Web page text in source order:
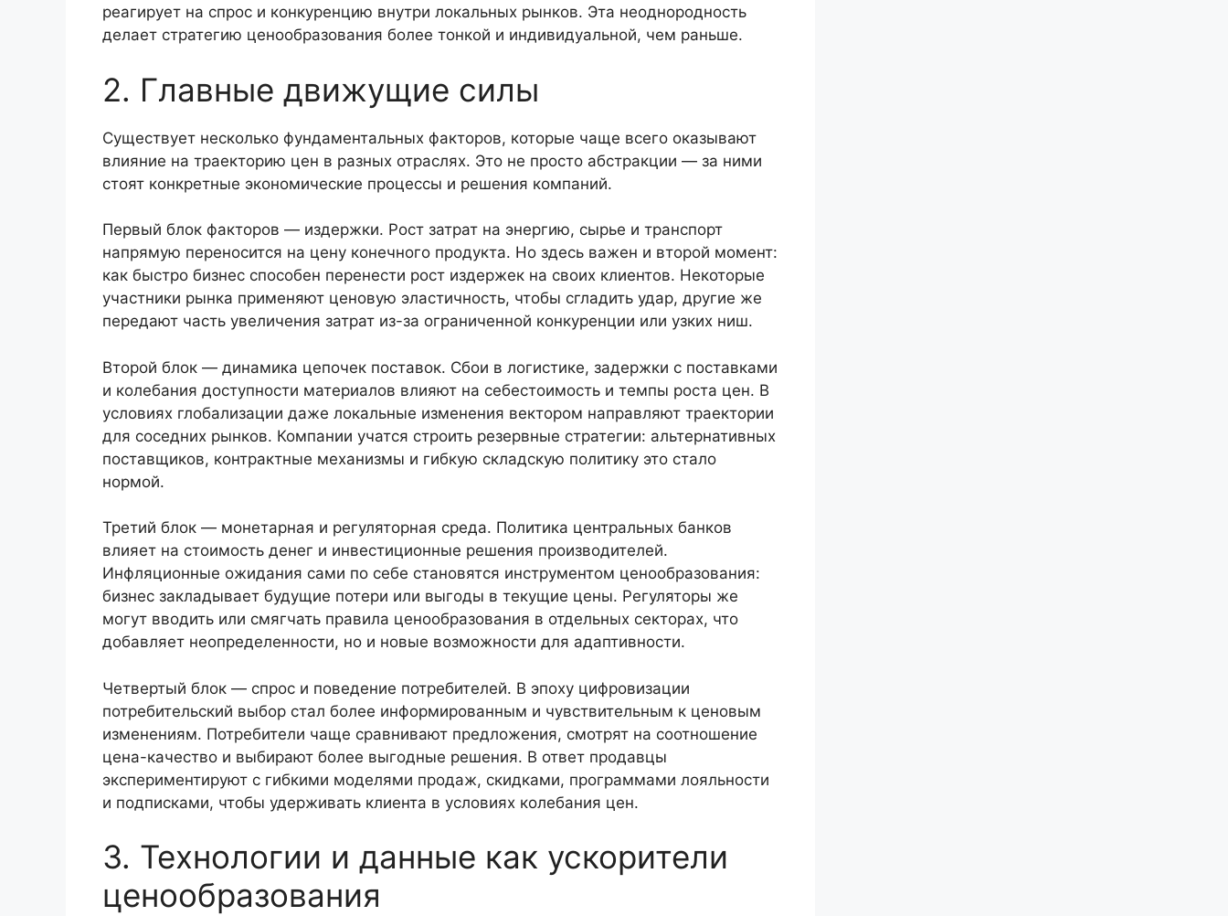
реагирует на спрос и конкуренцию внутри локальных рынков. Эта неоднородность
делает стратегию ценообразования более тонкой и индивидуальной, чем раньше.
2. Главные движущие силы
Существует несколько фундаментальных факторов, которые чаще всего оказывают
влияние на траекторию цен в разных отраслях. Это не просто абстракции — за ними
стоят конкретные экономические процессы и решения компаний.
Первый блок факторов — издержки. Рост затрат на энергию, сырье и транспорт
напрямую переносится на цену конечного продукта. Но здесь важен и второй момент:
как быстро бизнес способен перенести рост издержек на своих клиентов. Некоторые
участники рынка применяют ценовую эластичность, чтобы сгладить удар, другие же
передают часть увеличения затрат из-за ограниченной конкуренции или узких ниш.
Второй блок — динамика цепочек поставок. Сбои в логистике, задержки с поставками
и колебания доступности материалов влияют на себестоимость и темпы роста цен. В
условиях глобализации даже локальные изменения вектором направляют траектории
для соседних рынков. Компании учатся строить резервные стратегии: альтернативных
поставщиков, контрактные механизмы и гибкую складскую политику это стало
нормой.
Третий блок — монетарная и регуляторная среда. Политика центральных банков
влияет на стоимость денег и инвестиционные решения производителей.
Инфляционные ожидания сами по себе становятся инструментом ценообразования:
бизнес закладывает будущие потери или выгоды в текущие цены. Регуляторы же
могут вводить или смягчать правила ценообразования в отдельных секторах, что
добавляет неопределенности, но и новые возможности для адаптивности.
Четвертый блок — спрос и поведение потребителей. В эпоху цифровизации
потребительский выбор стал более информированным и чувствительным к ценовым
изменениям. Потребители чаще сравнивают предложения, смотрят на соотношение
цена-качество и выбирают более выгодные решения. В ответ продавцы
экспериментируют с гибкими моделями продаж, скидками, программами лояльности
и подписками, чтобы удерживать клиента в условиях колебания цен.
3. Технологии и данные как ускорители
ценообразования